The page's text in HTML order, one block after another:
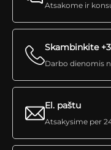
Atsakome ir
Skambinkite
Darbo dienomis
El. paštu
Atsakysime per